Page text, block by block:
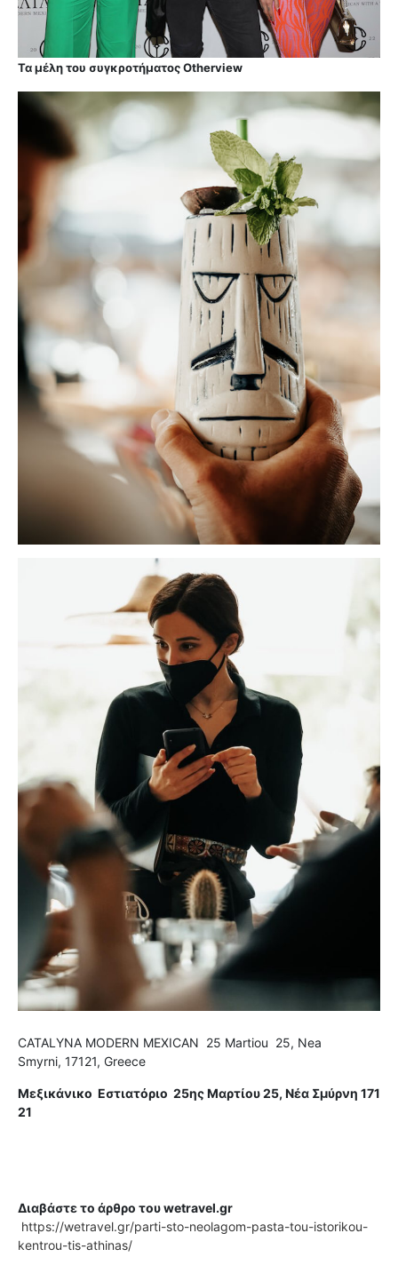
Τα μέλη του συγκροτήματος Otherview
CATALYNA MODERN MEXICAN 25 Martiou 25, Nea
Smyrni, 17121, Greece
Μεξικάνικο Εστιατόριο 25ης Μαρτίου 25, Νέα Σμύρνη 171
21
Διαβάστε το άρθρο του wetravel.gr
https://wetravel.gr/parti-sto-neolagom-pasta-tou-istorikou-
kentrou-tis-athinas/